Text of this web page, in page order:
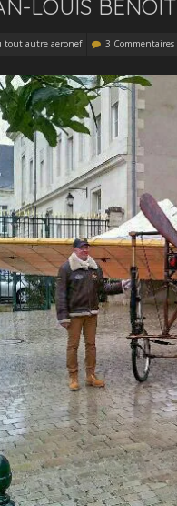
LOUIS BENOÎT
tout autre aeronef 3 Commentaires